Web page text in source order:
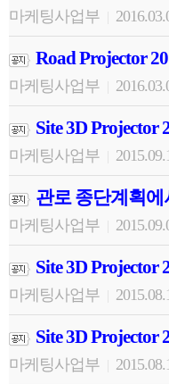
마케팅사업부
Road Projector
마케팅사업부
Site 3D Projector
마케팅사업부
관로 종단계획
마케팅사업부
Site 3D
마케팅사업부
Site 3D Projector
마케팅사업부